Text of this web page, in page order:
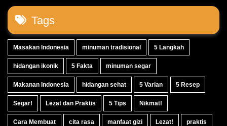
Tags
Masakan Indonesia minuman tradisional 5 Langkah
hidangan ikonik 5 Fakta minuman segar
Makanan Indonesia hidangan sehat 5 Varian 5 Resep
Segar! Lezat dan Praktis 5 Tips Nikmat!
Cara Membuat cita rasa manfaat gizi Lezat! praktis